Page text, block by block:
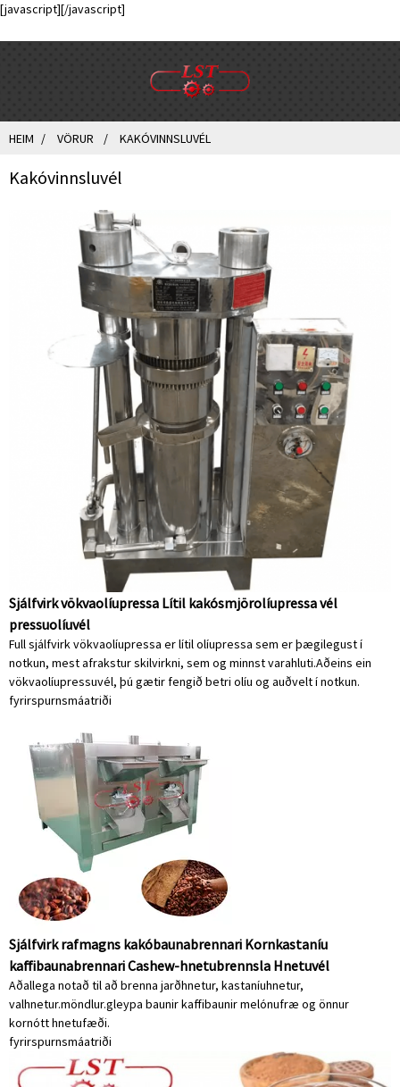
[javascript][/javascript]
HEIM VÖRUR KAKÓVINNSLUVÉL
Kakóvinnsluvél
Sjálfvirk vökvaolíupressa Lítil kakósmjörolíupressa vél
pressuolíuvél
Full sjálfvirk vökvaolíupressa er lítil olíupressa sem er þægilegust í
notkun, mest afrakstur skilvirkni, sem og minnst varahluti.Aðeins ein
vökvaolíupressuvél, þú gætir fengið betri olíu og auðvelt í notkun.
fyrirspurnsmáatriði
Sjálfvirk rafmagns kakóbaunabrennari Kornkastaníu
kaffibaunabrennari Cashew-hnetubrennsla Hnetuvél
Aðallega notað til að brenna jarðhnetur, kastaníuhnetur,
valhnetur.möndlur.gleypa baunir kaffibaunir melónufræ og önnur
kornótt hnetufæði.
fyrirspurnsmáatriði